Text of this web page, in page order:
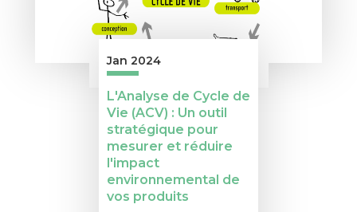
Jan 2024
L'Analyse de Cycle de
Vie (ACV) : Un outil
stratégique pour
mesurer et réduire
l'impact
environnemental de
vos produits